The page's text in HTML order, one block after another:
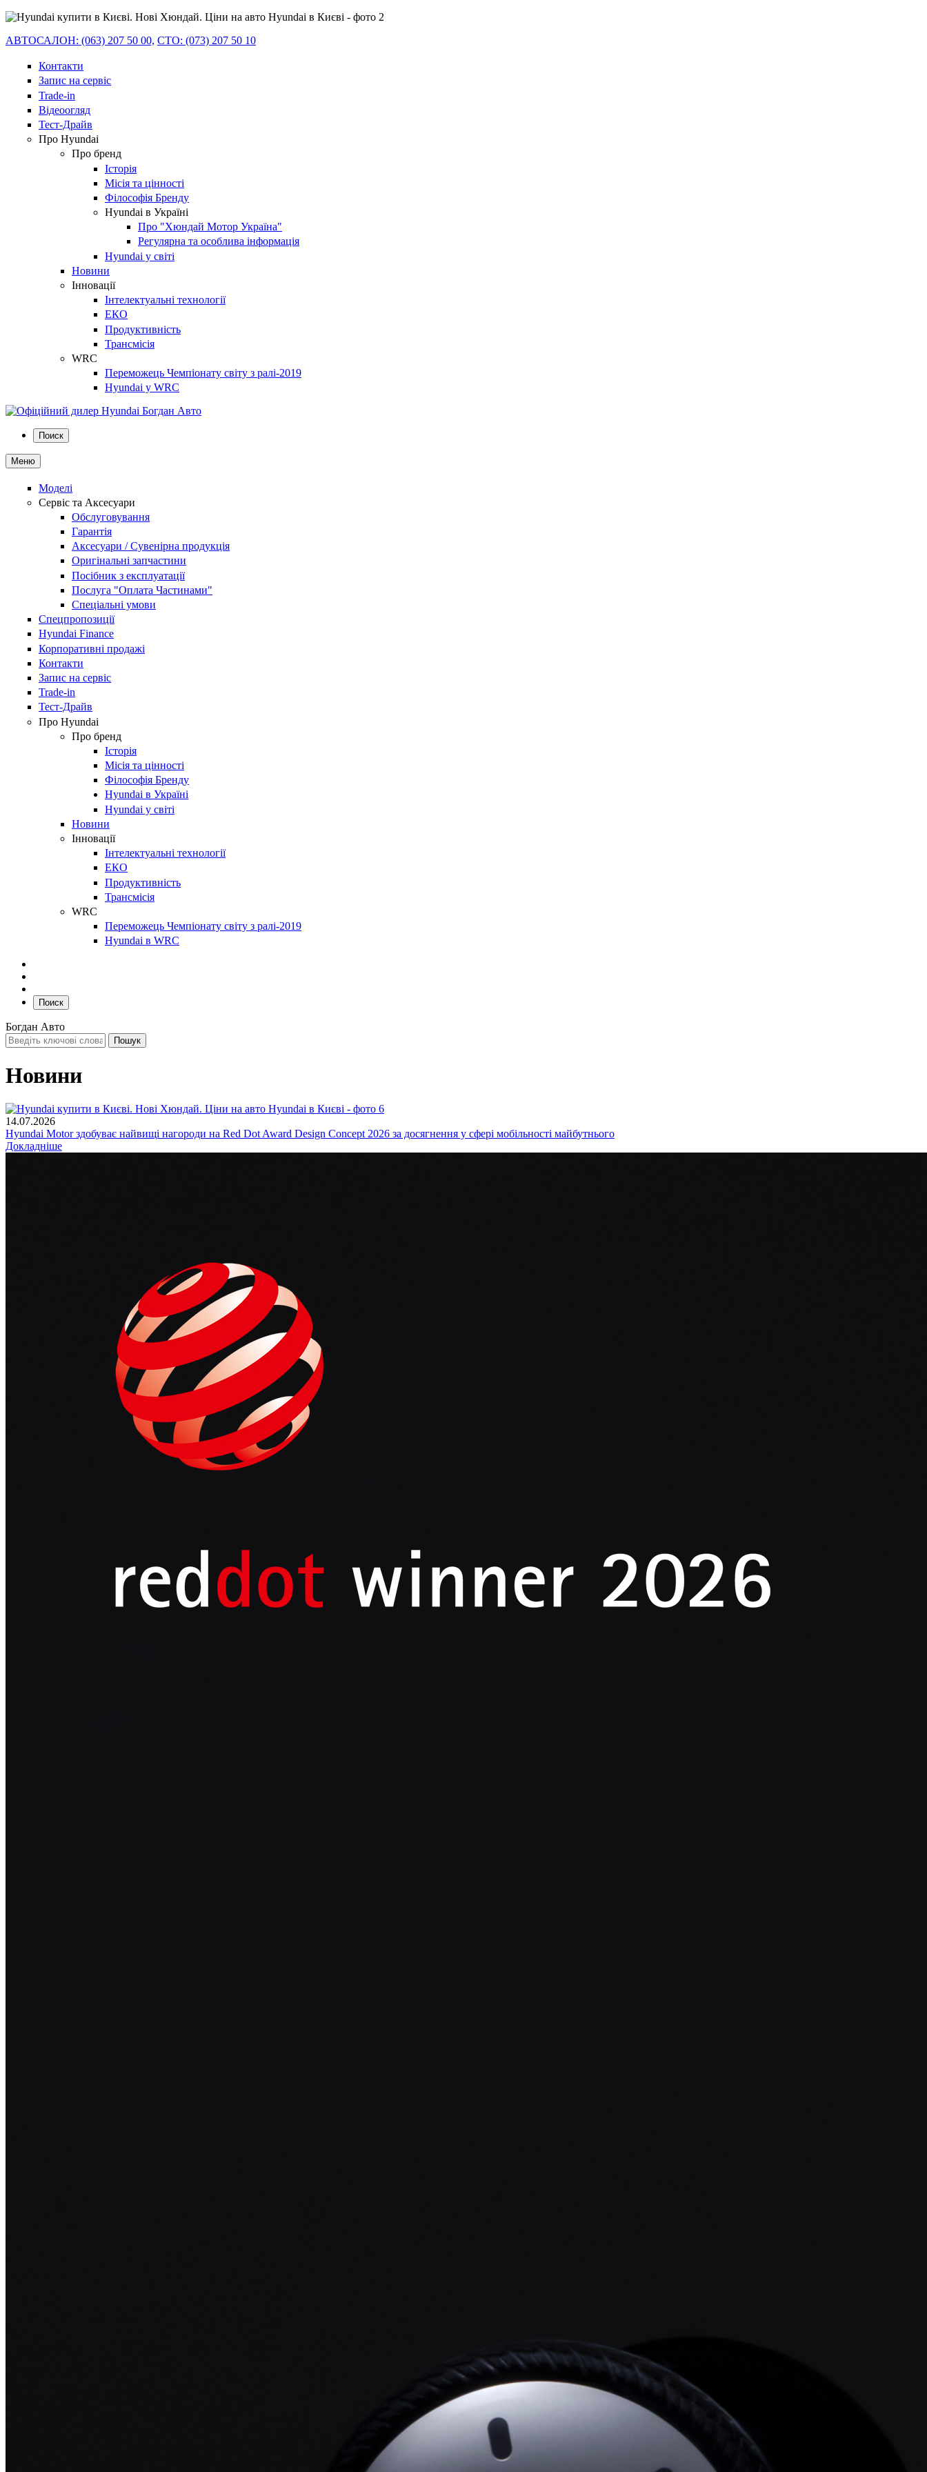
АВТОСАЛОН: (063) 207 50 00, СТО: (073) 207 50 10
Контакти
Запис на сервіс
Trade-in
Відеоогляд
Тест-Драйв
Про Hyundai
Про бренд
Історія
Місія та цінності
Філософія Бренду
Hyundai в Україні
Про "Хюндай Мотор Україна"
Регулярна та особлива інформація
Hyundai у світі
Новини
Інновації
Інтелектуальні технології
ЕКО
Продуктивність
Трансмісія
WRC
Переможець Чемпіонату світу з ралі-2019
Hyundai у WRC
Поиск
Меню
Моделі
Сервіс та Аксесуари
Обслуговування
Гарантія
Аксесуари / Сувенірна продукція
Оригінальні запчастини
Посібник з експлуатації
Послуга "Оплата Частинами"
Спеціальні умови
Спецпропозиції
Hyundai Finance
Корпоративні продажі
Контакти
Запис на сервіс
Trade-in
Тест-Драйв
Про Hyundai
Про бренд
Історія
Місія та цінності
Філософія Бренду
Hyundai в Україні
Hyundai у світі
Новини
Інновації
Інтелектуальні технології
ЕКО
Продуктивність
Трансмісія
WRC
Переможець Чемпіонату світу з ралі-2019
Hyundai в WRC
Поиск
Богдан Авто
Новини
14.07.2026
Hyundai Motor здобуває найвищі нагороди на Red Dot Award Design Concept 2026 за досягнення у сфері мобільності майбутнього
Докладніше